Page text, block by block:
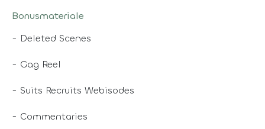
Bonusmateriale
- Deleted Scenes
- Gag Reel
- Suits Recruits Webisodes
- Commentaries